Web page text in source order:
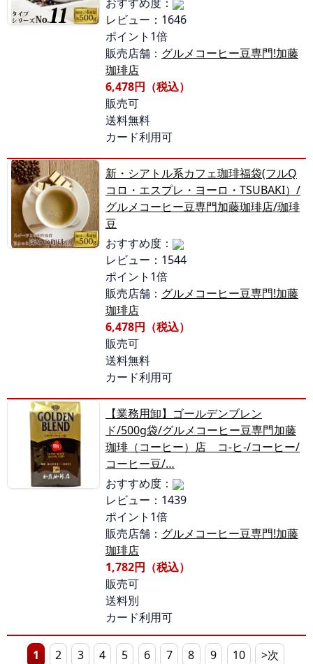
レビュー：1646
ポイント1倍
販売店舗： グルメコーヒー豆専門!加藤
珈琲店
6,478円（税込）
販売可
送料無料
カード利用可
新・シアトル系カフェ珈琲福袋(フルQ
コロ・エスプレ・ヨーロ・TSUBAKI）/
グルメコーヒー豆専門加藤珈琲店/珈琲
豆
おすすめ度：
レビュー：1544
ポイント1倍
販売店舗： グルメコーヒー豆専門!加藤
珈琲店
6,478円（税込）
販売可
送料無料
カード利用可
【業務用卸】ゴールデンブレン
ド/500g袋/グルメコーヒー豆専門加藤
珈琲（コーヒー）店 コ-ヒ-/コーヒー/
コーヒー豆/…
おすすめ度：
レビュー：1439
ポイント1倍
販売店舗： グルメコーヒー豆専門!加藤
珈琲店
1,782円（税込）
販売可
送料別
カード利用可
1 2 3 4 5 6 7 8 9 10 >次